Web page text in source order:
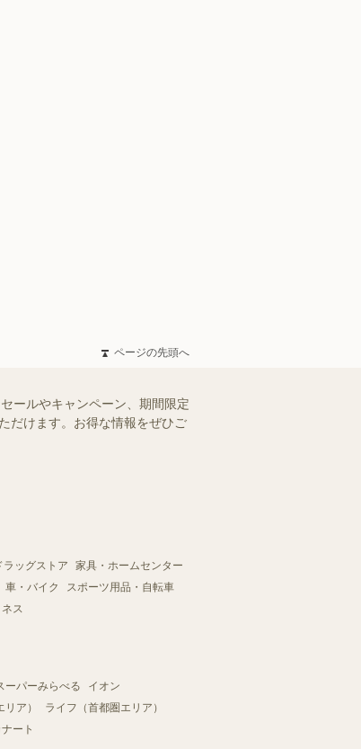
ページの先頭へ
ールやキャンペーン、期間限定
だけます。お得な情報をぜひご
ラッグストア
家具・ホームセンター
車・バイク
スポーツ用品・自転車
ス
ーパーみらべる
イオン
ア）
ライフ（首都圏エリア）
ート